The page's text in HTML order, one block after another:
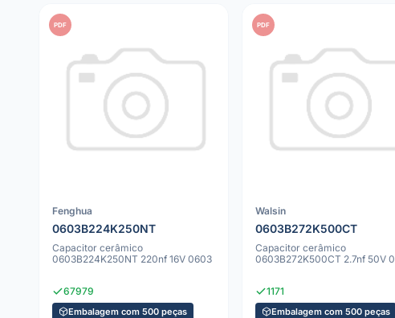
PDF
Fenghua
0603B224K250NT
Capacitor cerâmico
0603B224K250NT 220nf 16V 0603
67979
Embalagem com 500 peças
PDF
Walsin
0603B272K500CT
Capacitor cerâmico
0603B272K500CT 2.7nf 50V
1171
Embalagem com 500 peças